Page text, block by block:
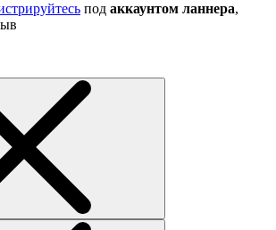
под аккаунтом ланнера,